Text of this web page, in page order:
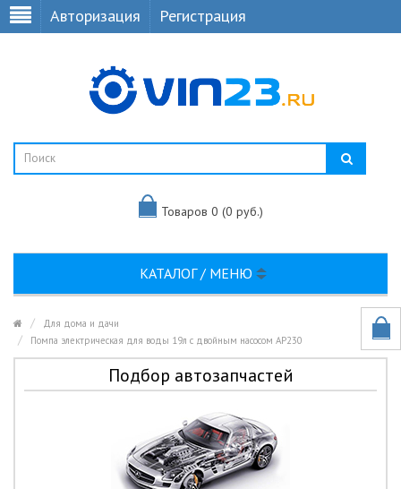
Авторизация Регистрация
Товаров 0 (0 руб.)
КАТАЛОГ / МЕНЮ
Для дома и дачи
Помпа электрическая для воды 19л с двойным насосом AP230
Подбор автозапчастей